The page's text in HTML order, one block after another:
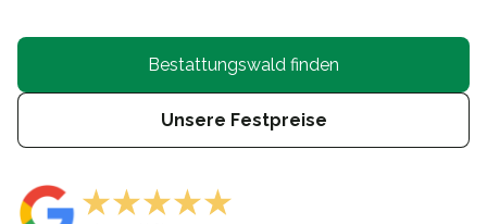
Bestattungswald finden
Unsere Festpreise